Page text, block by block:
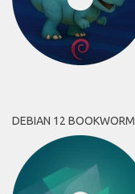
DEBIAN 12 BOOKWORM